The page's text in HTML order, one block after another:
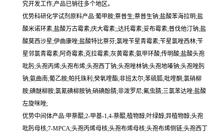
究开发工作,产品已销往多个地区。
优势科研化学试剂原料产品:葡甲胺;萘普生;萘普生钠;盐酸苯海拉明;盐
酸米诺环素,盐酸万古霉素;庆大霉素;;达托霉素;妥布霉素;普伐他汀钠;盐
酸莫西沙星;伊曲康唑;盐酸特比萘芬;氯唑苄星青霉素;苄星氯唑西林;苄
星邻氯青霉素;阿奇霉素;克拉霉素;灰黄霉素;氨甲环酸;传明酸;盐酸头孢
吡肟;头孢丙烯;头孢布烯;头孢西丁钠;头孢唑林钠;头孢地嗪钠;头孢唑肟
钠;氨曲南;葡乙胺;帕托珠利;癸氧喹酯;非班太尔;苯硫胍;吡喹酮;氯硝柳
胺;碘醚柳胺;氯氰碘柳胺钠;硝碘酚腈;非泼罗尼;氟虫腈;三氯苯达唑;盐酸
左旋咪唑;
优势中间体产品:甲萘醌;2-甲基-1,4-萘醌;植物醇;叶绿醇;异植物醇;头孢
吡肟母核;7-MPCA;头孢丙烯母核;头孢布烯母核;头孢布烯侧链;头孢西丁